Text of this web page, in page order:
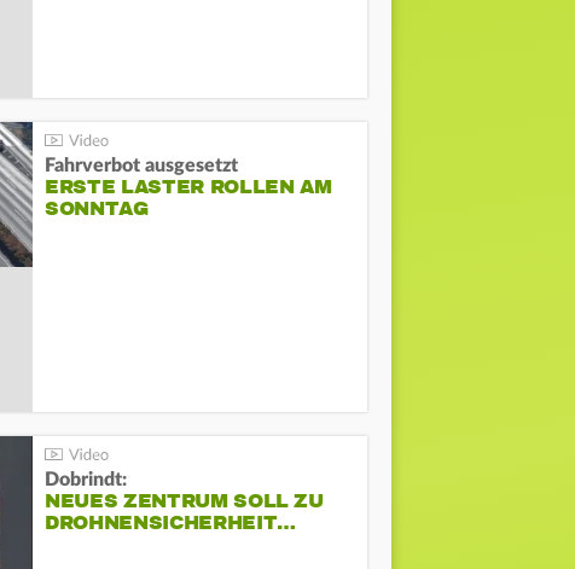
Fahrverbot ausgesetzt
ERSTE LASTER ROLLEN AM
SONNTAG
Dobrindt:
NEUES ZENTRUM SOLL ZU
DROHNENSICHERHEIT…